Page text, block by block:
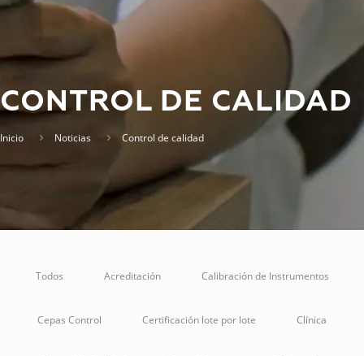
CONTROL DE CALIDAD
Inicio Noticias Control de calidad
Todos Acreditación Calibración de Instrumentos
Cepas Control Certificación lote por lote Clínica